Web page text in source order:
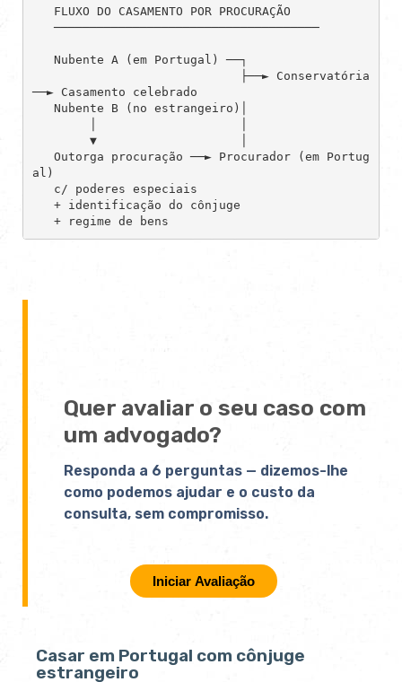
   ─────────────────────────────────────
──► Casamento celebrado
al)
   + regime de bens
Iniciar Avaliação
Quer avaliar o seu caso com
um advogado?
Responda a 6 perguntas — dizemos-lhe
como podemos ajudar e o custo da
consulta, sem compromisso.
Casar em Portugal com cônjuge
estrangeiro